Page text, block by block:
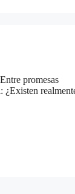
promesas
¿Existen